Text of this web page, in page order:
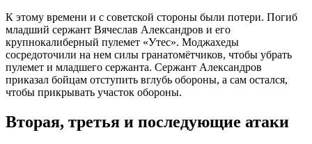
К этому времени и с советской стороны были потери. Погиб
младший сержант Вячеслав Александров и его
крупнокалиберный пулемет «Утес». Моджахеды
сосредоточили на нем силы гранатомётчиков, чтобы убрать
пулемет и младшего сержанта. Сержант Александров
приказал бойцам отступить вглубь обороны, а сам остался,
чтобы прикрывать участок обороны.
Вторая, третья и последующие атаки